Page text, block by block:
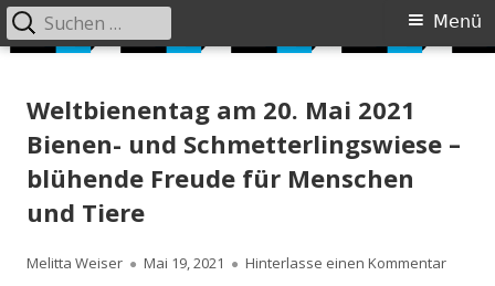
zum
Primäres
Menü
Suchen
nach:
Weltbienentag am 20. Mai 2021
Bienen- und Schmetterlingswiese –
blühende Freude für Menschen
und Tiere
Autor
Melitta Weiser
Veröffentlicht
Mai 19, 2021 Hinterlasse einen Kommentarzu